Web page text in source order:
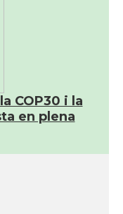
COP30 i la
en plena